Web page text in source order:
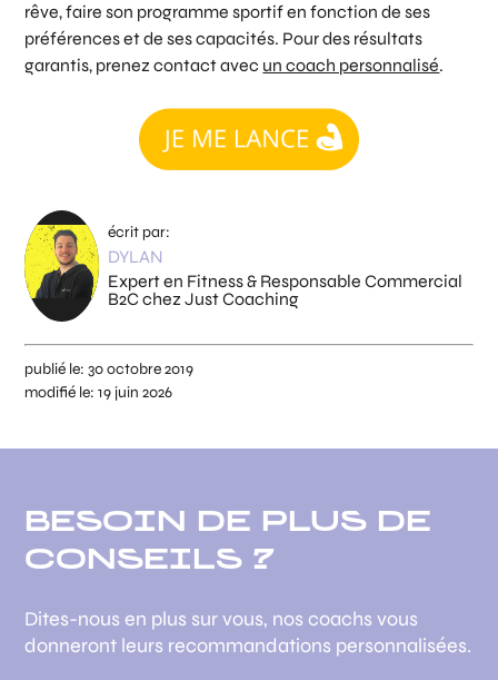
rêve, faire son programme sportif en fonction de ses
préférences et de ses capacités. Pour des résultats
garantis, prenez contact avec un coach personnalisé.
écrit par:
DYLAN
Expert en Fitness & Responsable Commercial
B2C chez Just Coaching
publié le:30 octobre 2019
modifié le:19 juin 2026
BESOIN DE PLUS DE
CONSEILS ?
Dites-nous en plus sur vous, nos coachs vous
donneront leurs recommandations personnalisées.